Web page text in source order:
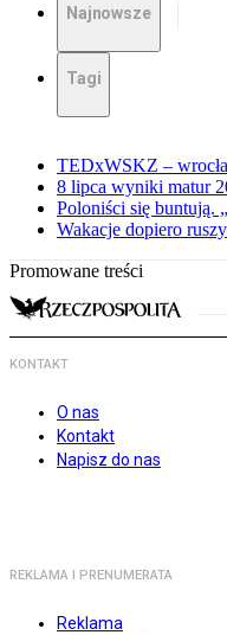
Najnowsze
Tagi
TEDxWSKZ –
8 lipca wyniki matur
Poloniści się buntują.
Wakacje dopiero
Promowane treści
KONTAKT
O nas
Kontakt
Napisz do nas
REKLAMA I PRENUMERATA
Reklama